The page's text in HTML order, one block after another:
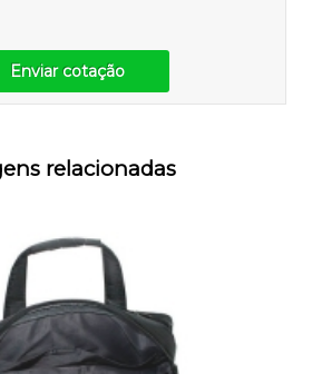
Enviar cotação
relacionadas